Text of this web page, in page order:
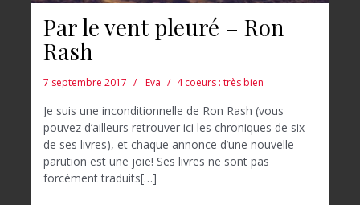
Par le vent pleuré – Ron
Rash
7 septembre 2017 Eva 4 coeurs : très bien
Je suis une inconditionnelle de Ron Rash (vous
pouvez d’ailleurs retrouver ici les chroniques de six
de ses livres), et chaque annonce d’une nouvelle
parution est une joie! Ses livres ne sont pas
forcément traduits[…]